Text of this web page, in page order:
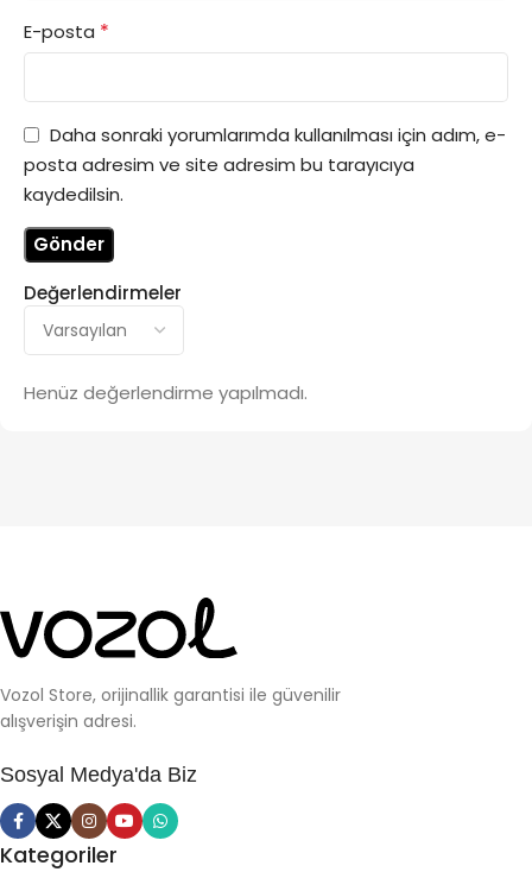
Değerlendirmeler
Henüz değerlendirme yapılmadı.
E-posta *
Daha sonraki yorumlarımda kullanılması için adım, e-
posta adresim ve site adresim bu tarayıcıya
kaydedilsin.
Vozol Store, orijinallik garantisi ile güvenilir
alışverişin adresi.
Sosyal Medya'da Biz
Kategoriler